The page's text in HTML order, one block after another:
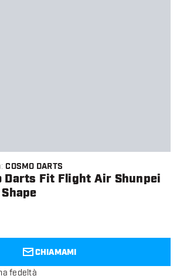
: COSMO DARTS
Darts Fit Flight Air Shunpei
CHIAMAMI
fedeltà